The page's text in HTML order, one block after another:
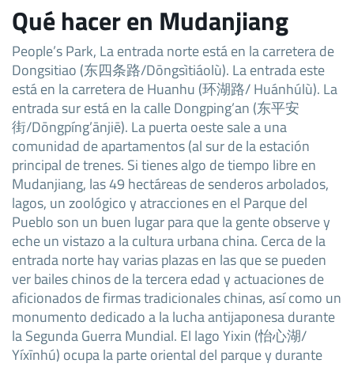
Qué hacer en Mudanjiang
People’s Park, La entrada norte está en la carretera de
Dongsitiao (东四条路/Dōngsìtiáolù). La entrada este
está en la carretera de Huanhu (环湖路/ Huánhúlù). La
entrada sur está en la calle Dongping’an (东平安
街/Dōngpíng’ānjiē). La puerta oeste sale a una
comunidad de apartamentos (al sur de la estación
principal de trenes. Si tienes algo de tiempo libre en
Mudanjiang, las 49 hectáreas de senderos arbolados,
lagos, un zoológico y atracciones en el Parque del
Pueblo son un buen lugar para que la gente observe y
eche un vistazo a la cultura urbana china. Cerca de la
entrada norte hay varias plazas en las que se pueden
ver bailes chinos de la tercera edad y actuaciones de
aficionados de firmas tradicionales chinas, así como un
monumento dedicado a la lucha antijaponesa durante
la Segunda Guerra Mundial. El lago Yixin (怡心湖/
Yíxīnhú) ocupa la parte oriental del parque y durante